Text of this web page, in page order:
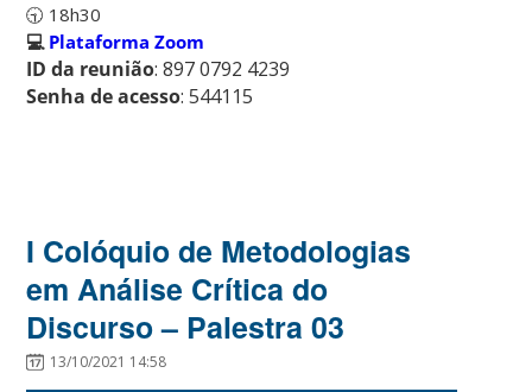
🕤 18h30
💻 Plataforma Zoom
ID da reunião: 897 0792 4239
Senha de acesso: 544115
I Colóquio de Metodologias
em Análise Crítica do
Discurso – Palestra 03
13/10/2021 14:58